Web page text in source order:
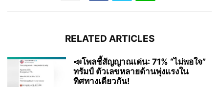
RELATED ARTICLES
📣โพลชี้สัญญาณเด่น: 71% “ไม่พอใจ”
ทรัมป์ ตัวเลขหลายด้านพุ่งแรงใน
ทิศทางเดียวกัน!